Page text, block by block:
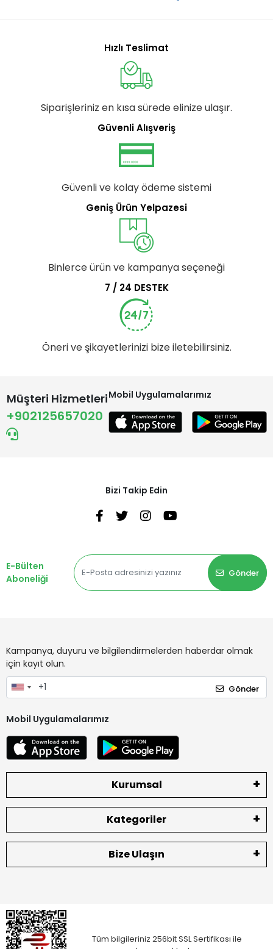
Hızlı Teslimat
Siparişleriniz en kısa sürede elinize ulaşır.
Güvenli Alışveriş
Güvenli ve kolay ödeme sistemi
Geniş Ürün Yelpazesi
Binlerce ürün ve kampanya seçeneği
7 / 24 DESTEK
Öneri ve şikayetlerinizi bize iletebilirsiniz.
Müşteri Hizmetleri
+902125657020
Mobil Uygulamalarımız
Bizi Takip Edin
E-Bülten
Aboneliği
Gönder
Kampanya, duyuru ve bilgilendirmelerden haberdar olmak
için kayıt olun.
Gönder
Mobil Uygulamalarımız
Kurumsal
Kategoriler
Bize Ulaşın
Tüm bilgileriniz 256bit SSL Sertifikası ile